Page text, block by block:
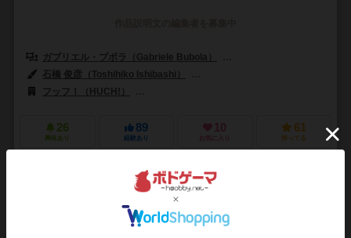
ガブリエル・ブボラ（Gabriele Bubola）
石橋 俊彦（Toshihiko Ishibashi）
フッフ！（HUCH!）
26
興味あり
89
経験あり
10
お気に入り
61
持ってる